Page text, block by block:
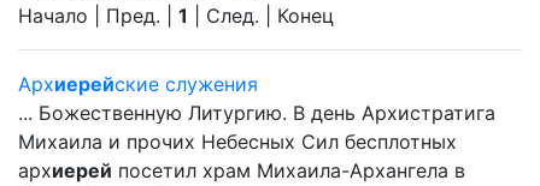
Начало | Пред. | 1 | След. | Конец
Архиерейские служения
... Божественную Литургию. В день Архистратига
Михаила и прочих Небесных Сил бесплотных
архиерей посетил храм Михаила-Архангела в